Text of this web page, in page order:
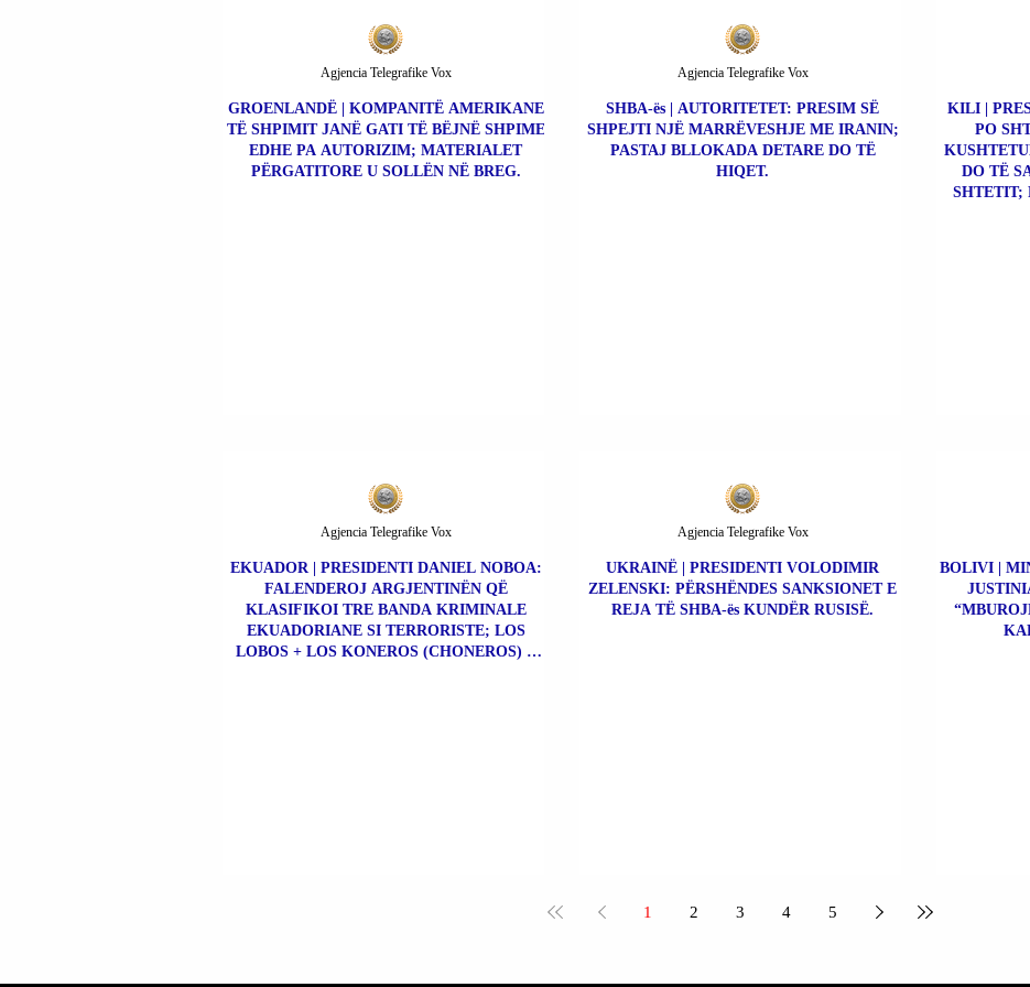
GROENLANDË | KOMPANITË AMERIKANE
TË SHPIMIT JANË GATI TË BËJNË SHPIME
EDHE PA AUTORIZIM; MATERIALET
PËRGATITORE U SOLLËN NË BREG.
Agjencia Telegrafike Vox
SHBA-ës | AUTORITETET: PRESIM SË
SHPEJTI NJË MARRËVESHJE ME IRANIN;
PASTAJ BLLOKADA DETARE DO TË
HIQET.
Agjencia Telegrafike Vox
KILI |
PO
DO TË
SHTETIT;
EKUADOR | PRESIDENTI DANIEL NOBOA:
FALENDEROJ ARGJENTINËN QË
KLASIFIKOI TRE BANDA KRIMINALE
EKUADORIANE SI TERRORISTE; LOS
LOBOS + LOS KONEROS (CHONEROS) +
Agjencia Telegrafike Vox
UKRAINË | PRESIDENTI VOLODIMIR
ZELENSKI: PËRSHËNDES SANKSIONET E
REJA TË SHBA-ës KUNDËR RUSISË.
Agjencia Telegrafike Vox
BOLIVI |
1 2 3 4 5